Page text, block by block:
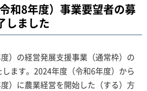
和8年度）事業要望者の募
ました
）の経営発展支援事業（通常枠）の
ます。2024年度（令和6年度）から
）に農業経営を開始した（する）方